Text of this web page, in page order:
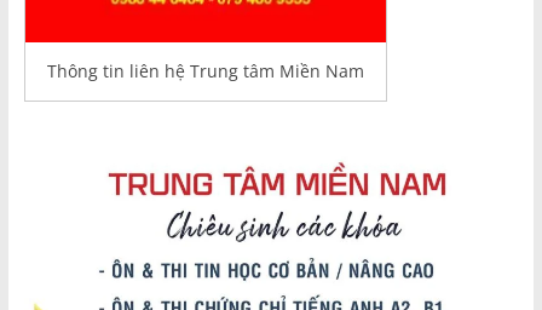
Thông tin liên hệ Trung tâm Miền Nam